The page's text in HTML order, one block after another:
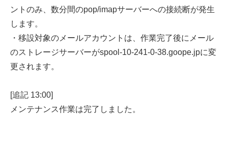
ントのみ、数分間のpop/imapサーバーへの接続断が発生
します。
・移設対象のメールアカウントは、作業完了後にメール
のストレージサーバーがspool-10-241-0-38.goope.jpに変
更されます。
[追記 13:00]
メンテナンス作業は完了しました。